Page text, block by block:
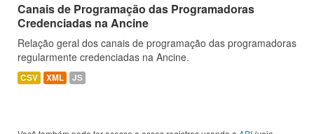
Canais de Programação das Programadoras
Credenciadas na Ancine
Relação geral dos canais de programação das programadoras
regularmente credenciadas na Ancine.
CSV XML JS